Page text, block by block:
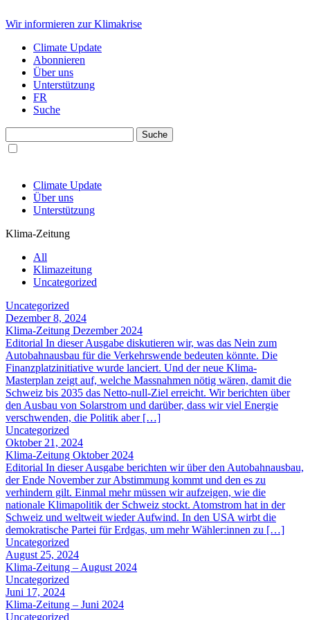
Wir informieren zur Klimakrise
Climate Update
Abonnieren
Über uns
Unterstützung
FR
Suche
Climate Update
Über uns
Unterstützung
Klima-Zeitung
All
Klimazeitung
Uncategorized
Uncategorized
Dezember 8, 2024
Klima-Zeitung Dezember 2024
Editorial In dieser Ausgabe diskutieren wir, was das Nein zum
Autobahnausbau für die Verkehrswende bedeuten könnte. Die
Finanzplatzinitiative wurde lanciert. Und der neue Klima-
Masterplan zeigt auf, welche Massnahmen nötig wären, damit die
Schweiz bis 2035 das Netto-null-Ziel erreicht. Wir berichten über
den Ausbau von Solarstrom und darüber, dass wir viel Energie
verschwenden, die Politik aber […]
Uncategorized
Oktober 21, 2024
Klima-Zeitung Oktober 2024
Editorial In dieser Ausgabe berichten wir über den Autobahnausbau,
der Ende November zur Abstimmung kommt und den es zu
verhindern gilt. Einmal mehr müssen wir aufzeigen, wie die
nationale Klimapolitik der Schweiz stockt. Atomstrom hat in der
Schweiz und weltweit wieder Aufwind. In den USA wirbt die
demokratische Partei für Erdgas, um mehr Wähler:innen zu […]
Uncategorized
August 25, 2024
Klima-Zeitung – August 2024
Uncategorized
Juni 17, 2024
Klima-Zeitung – Juni 2024
Uncategorized